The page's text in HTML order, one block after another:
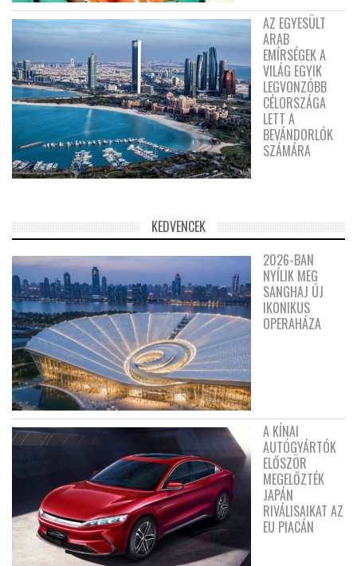
AZ EGYESÜLT
ARAB
EMÍRSÉGEK A
VILÁG EGYIK
LEGVONZÓBB
CÉLORSZÁGA
LETT A
BEVÁNDORLÓK
SZÁMÁRA
KEDVENCEK
2026-BAN
NYÍLIK MEG
SANGHAJ ÚJ
IKONIKUS
OPERAHÁZA
A KÍNAI
AUTÓGYÁRTÓK
ELŐSZÖR
MEGELŐZTÉK
JAPÁN
RIVÁLISAIKAT AZ
EU PIACÁN